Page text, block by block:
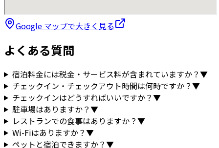
Google マップで大きく見る
よくある質問
宿泊料金には税金・サービス料が含まれていますか？▼
チェックイン・チェックアウト時間は何時ですか？▼
チェックインはどうすればいいですか？▼
駐車場はありますか？▼
レストランでの食事はありますか？▼
Wi-Fiはありますか？▼
ペットと宿泊できますか？▼